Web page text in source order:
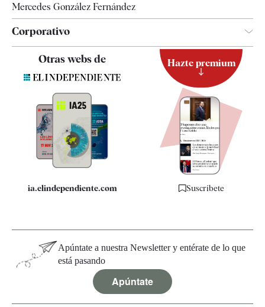
Mercedes González Fernández
Corporativo
Contacto
Quiénes somos
Especificaciones
Otras webs de
ia.elindependiente.com
Hazte premium
Suscríbete
Apúntate a nuestra Newsletter y entérate de lo que
está pasando
Apúntate